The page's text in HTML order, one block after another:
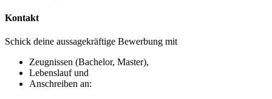
Kontakt
Schick deine aussagekräftige Bewerbung mit
Zeugnissen (Bachelor, Master),
Lebenslauf und
Anschreiben an: